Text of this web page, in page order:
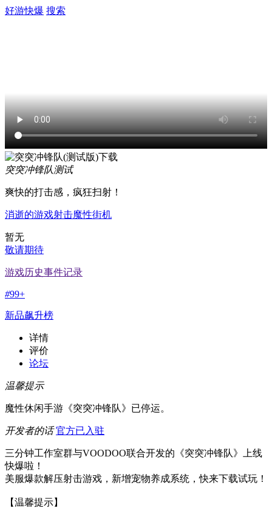
好游快爆 搜索
突突冲锋队测试
爽快的打击感，疯狂扫射！
消逝的游戏射击魔性街机
暂无
敬请期待
游戏历史事件记录
#99+
新品飙升榜
详情
评价
论坛
温馨提示
魔性休闲手游《突突冲锋队》已停运。
开发者的话 官方已入驻
三分钟工作室群与VOODOO联合开发的《突突冲锋队》上线
快爆啦！
美服爆款解压射击游戏，新增宠物养成系统，快来下载试玩！
【温馨提示】